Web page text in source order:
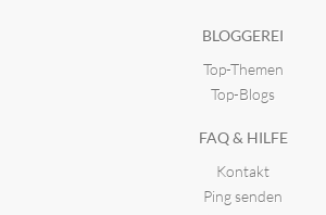
BLOGGEREI
Top-Themen
Top-Blogs
FAQ & HILFE
Kontakt
Ping senden